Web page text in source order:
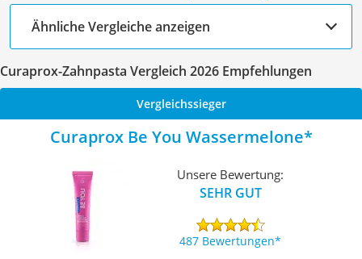
Ähnliche Vergleiche anzeigen
Curaprox-Zahnpasta Vergleich 2026 Empfehlungen
Vergleichssieger
Curaprox Be You Wassermelone
Unsere Bewertung:
SEHR GUT
487 Bewertungen